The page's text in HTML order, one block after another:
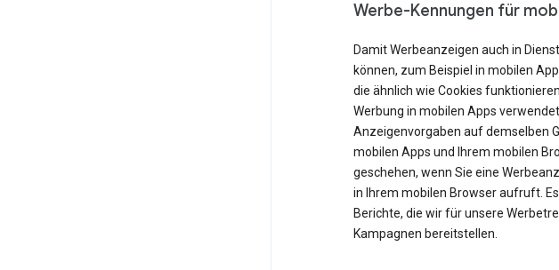
Werbe-Kennungen für
Damit Werbeanzeigen auch in
können, zum Beispiel in mobilen
die ähnlich wie Cookies
Werbung in mobilen Apps
Anzeigenvorgaben auf demselben
mobilen Apps und Ihrem mobilen
geschehen, wenn Sie eine
in Ihrem mobilen Browser aufruft.
Berichte, die wir für unsere
Kampagnen bereitstellen.